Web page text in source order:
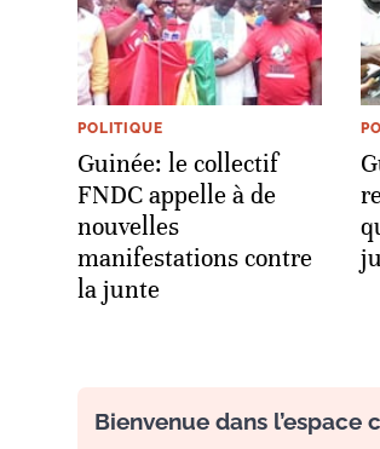
POLITIQUE
Guinée: le collectif
FNDC appelle à de
nouvelles
manifestations contre
la junte
Bienvenue dans l’espace